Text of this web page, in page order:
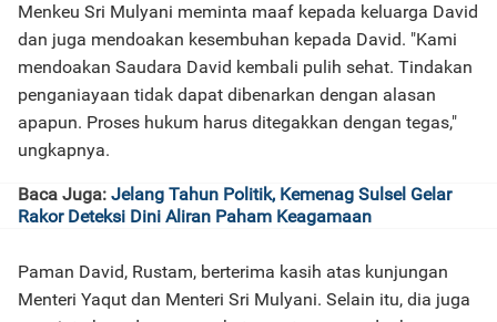
Menkeu Sri Mulyani meminta maaf kepada keluarga David
dan juga mendoakan kesembuhan kepada David. "Kami
mendoakan Saudara David kembali pulih sehat. Tindakan
penganiayaan tidak dapat dibenarkan dengan alasan
apapun. Proses hukum harus ditegakkan dengan tegas,"
ungkapnya.
Baca Juga: Jelang Tahun Politik, Kemenag Sulsel Gelar
Rakor Deteksi Dini Aliran Paham Keagamaan
Paman David, Rustam, berterima kasih atas kunjungan
Menteri Yaqut dan Menteri Sri Mulyani. Selain itu, dia juga